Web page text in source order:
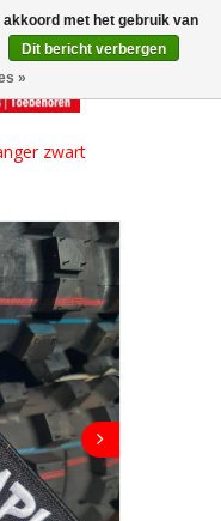
zwart
akkoord met het gebruik van
Dit bericht verbergen
»